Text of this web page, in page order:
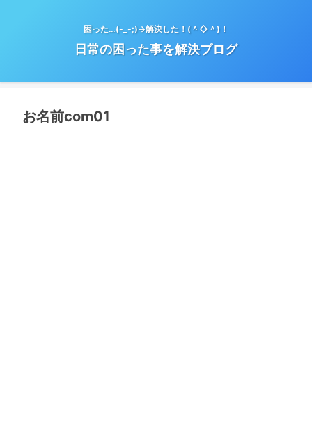
困った…(-_-;)→解決した！(＾◇＾)！
日常の困った事を解決ブログ
お名前com01